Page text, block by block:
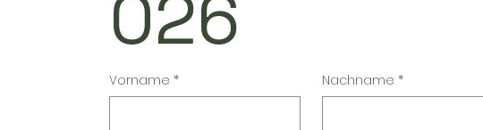
026
Vorname * Nachname *